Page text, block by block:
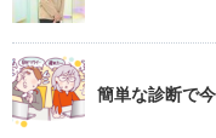
簡単な診断で